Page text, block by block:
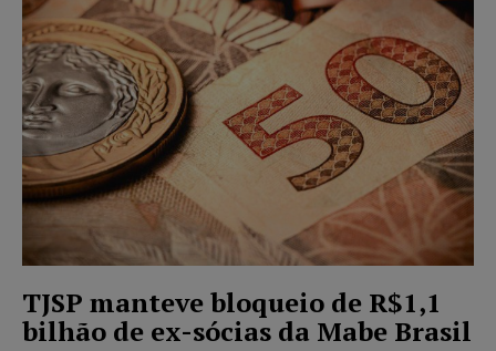
TJSP manteve bloqueio de R$1,1
bilhão de ex-sócias da Mabe Brasil